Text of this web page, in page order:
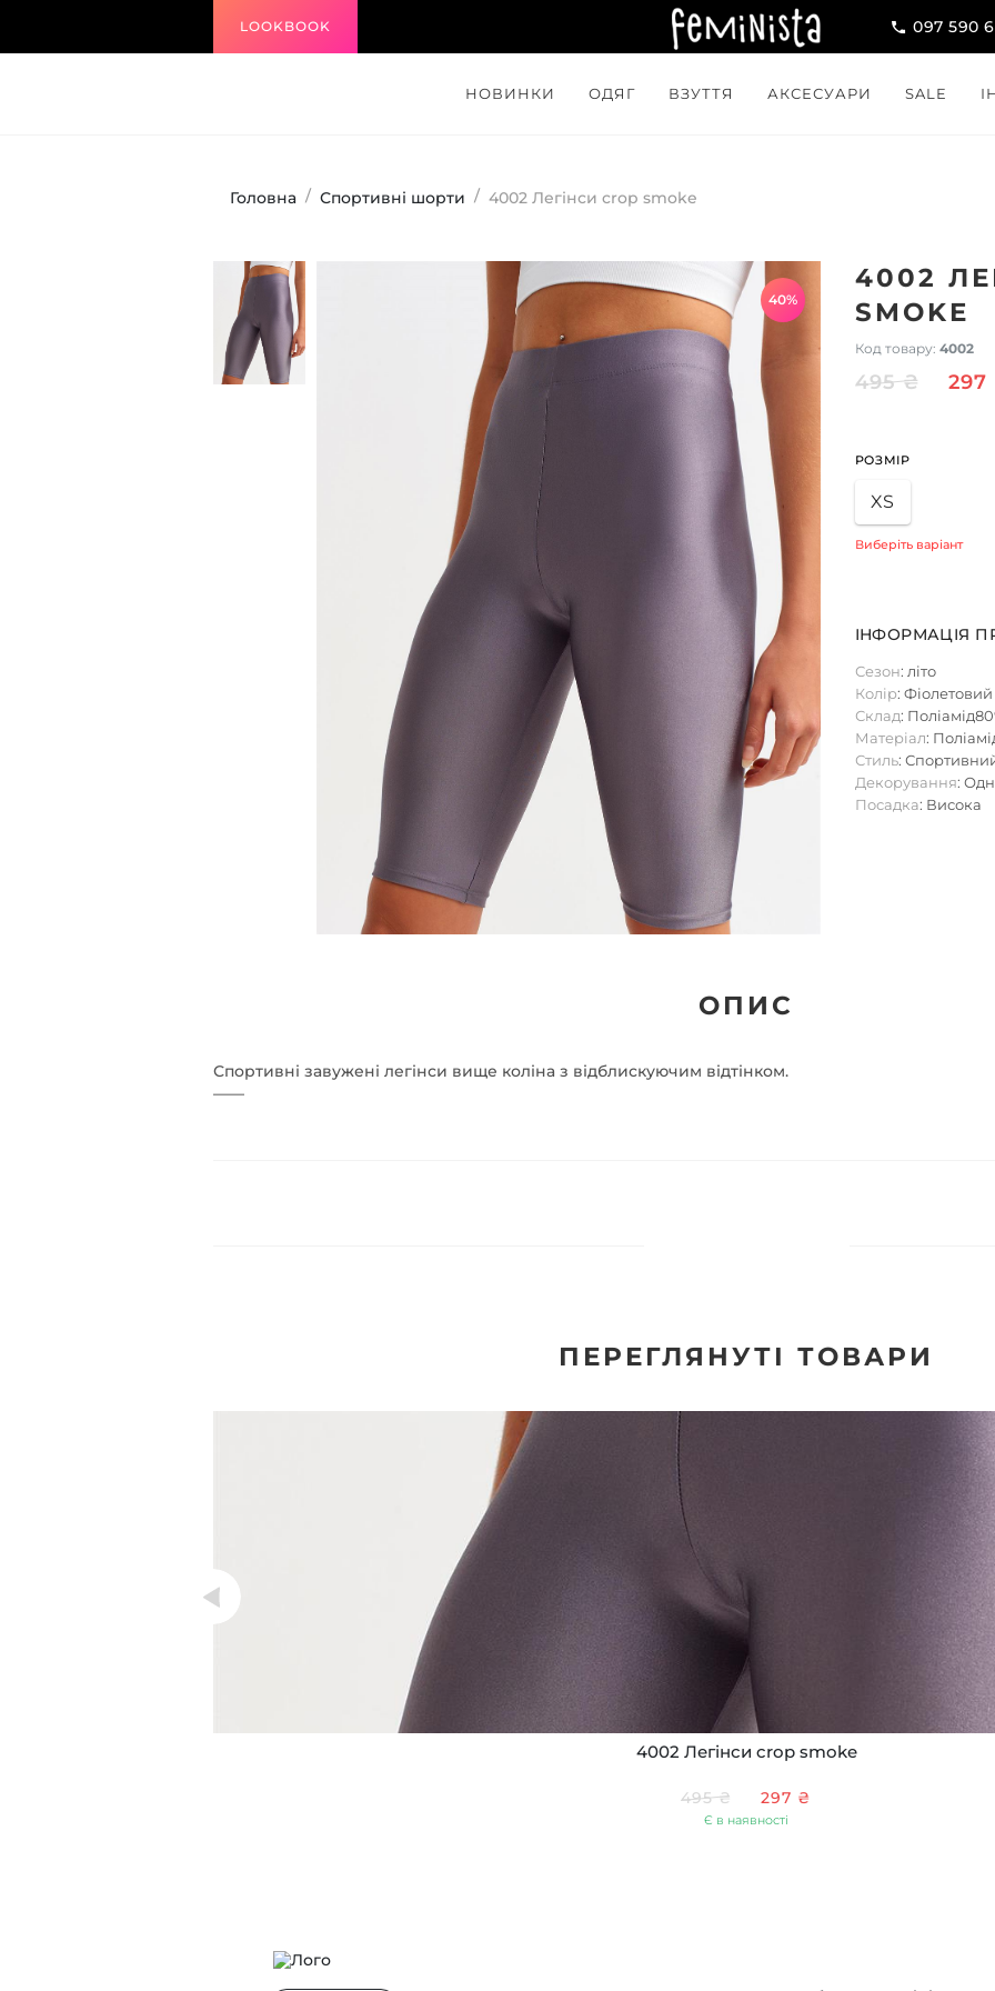
LOOKBOOK 097 590
НОВИНКИ ОДЯГ ВЗУТТЯ АКСЕСУАРИ SALE
Головна Спортивні шорти 4002 Легінси crop smoke
40%
4002
SMOKE
Код товару: 4002
495 ₴ 297
РОЗМІР
XS
Виберіть варіант
ІНФОРМАЦІЯ
Сезон: літо
Колір: Фіолетовий
Склад:
Матеріал:
Стиль:
Декорування:
Посадка: Висока
ОПИС
Спортивні завужені легінси вище коліна з відблискуючим відтінком.
ПЕРЕГЛЯНУТІ ТОВАРИ
4002 Легінси crop smoke
495 ₴ 297 ₴
Є в наявності